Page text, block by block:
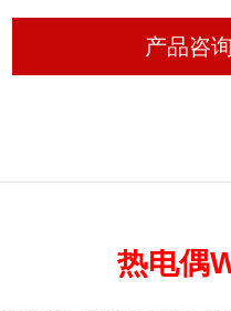
产品咨询
热电偶